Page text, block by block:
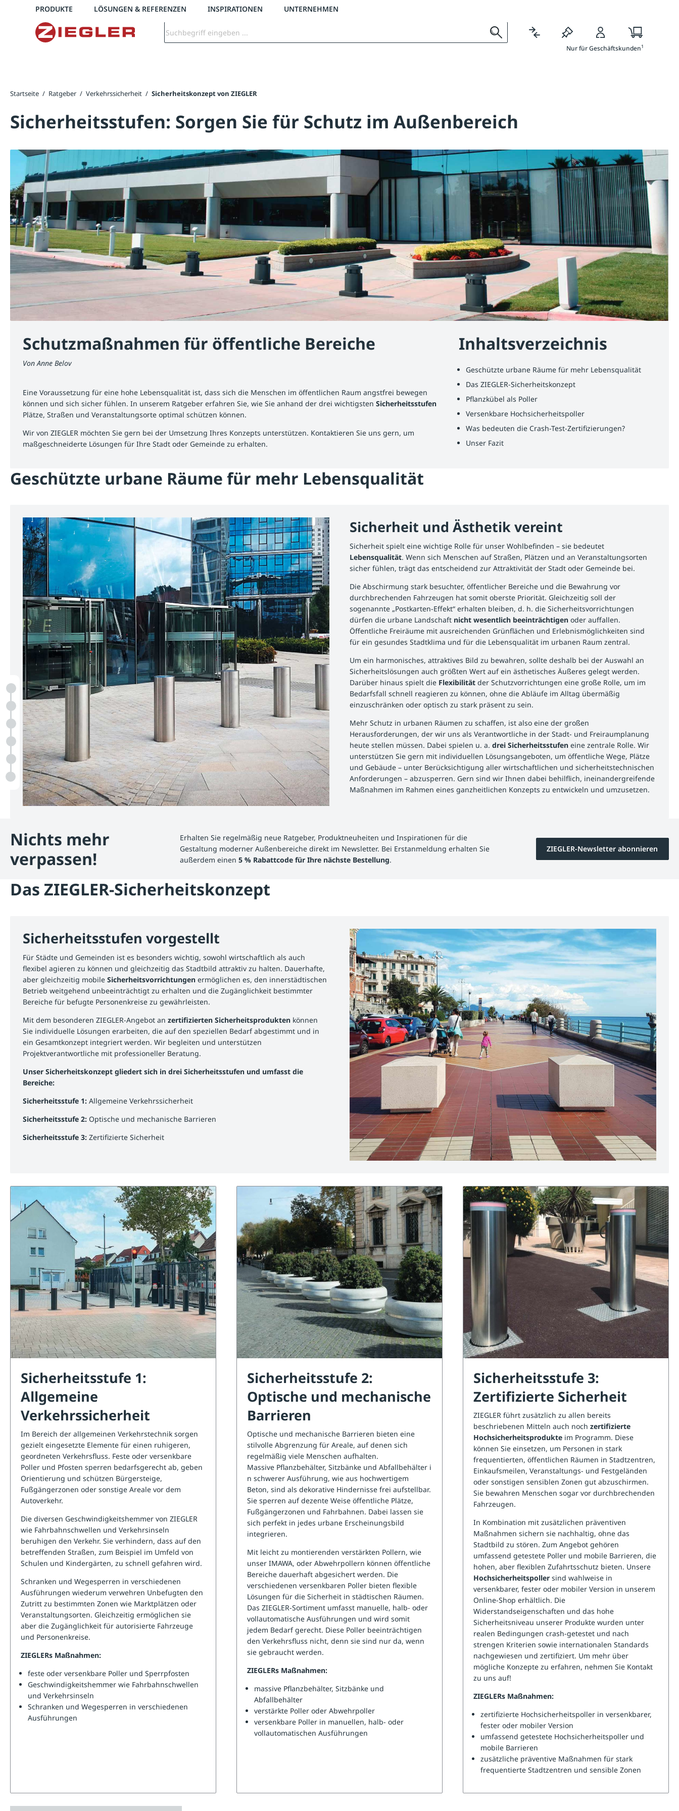
Zur Hauptnavigation springen
Telefon: +43 7672 95895 0 3 % Online-Rabatt versandkostenfrei ab 50 €
PRODUKTE LÖSUNGEN & REFERENZEN INSPIRATIONEN UNTERNEHMEN
Nur für Geschäftskunden1
Startseite / Ratgeber / Verkehrssicherheit / Sicherheitskonzept von ZIEGLER
Sicherheitsstufen: Sorgen Sie für Schutz im Außenbereich
Schutzmaßnahmen für öffentliche Bereiche
VonAnne Belov
Eine Voraussetzung für eine hohe Lebensqualität ist, dass sich die Menschen im öffentlichen Raum angstfrei bewegen
können und sich sicher fühlen. In unserem Ratgeber erfahren Sie, wie Sie anhand der drei wichtigsten Sicherheitsstufen
Plätze, Straßen und Veranstaltungsorte optimal schützen können.
Wir von ZIEGLER möchten Sie gern bei der Umsetzung Ihres Konzepts unterstützen. Kontaktieren Sie uns gern, um
maßgeschneiderte Lösungen für Ihre Stadt oder Gemeinde zu erhalten.
Inhaltsverzeichnis
Geschützte urbane Räume für mehr Lebensqualität
Das ZIEGLER-Sicherheitskonzept
Pflanzkübel als Poller
Versenkbare Hochsicherheitspoller
Was bedeuten die Crash-Test-Zertifizierungen?
Unser Fazit
Geschützte urbane Räume für mehr Lebensqualität
Sicherheit und Ästhetik vereint
Sicherheit spielt eine wichtige Rolle für unser Wohlbefinden – sie bedeutet
Lebensqualität. Wenn sich Menschen auf Straßen, Plätzen und an Veranstaltungsorten
sicher fühlen, trägt das entscheidend zur Attraktivität der Stadt oder Gemeinde bei.
Die Abschirmung stark besuchter, öffentlicher Bereiche und die Bewahrung vor
durchbrechenden Fahrzeugen hat somit oberste Priorität. Gleichzeitig soll der
sogenannte „Postkarten-Effekt“ erhalten bleiben, d. h. die Sicherheitsvorrichtungen
dürfen die urbane Landschaft nicht wesentlich beeinträchtigen oder auffallen.
Öffentliche Freiräume mit ausreichenden Grünflächen und Erlebnismöglichkeiten sind
für ein gesundes Stadtklima und für die Lebensqualität im urbanen Raum zentral.
Um ein harmonisches, attraktives Bild zu bewahren, sollte deshalb bei der Auswahl an
Sicherheitslösungen auch größten Wert auf ein ästhetisches Äußeres gelegt werden.
Darüber hinaus spielt die Flexibilität der Schutzvorrichtungen eine große Rolle, um im
Bedarfsfall schnell reagieren zu können, ohne die Abläufe im Alltag übermäßig
einzuschränken oder optisch zu stark präsent zu sein.
Mehr Schutz in urbanen Räumen zu schaffen, ist also eine der großen
Herausforderungen, der wir uns als Verantwortliche in der Stadt- und Freiraumplanung
heute stellen müssen. Dabei spielen u. a. drei Sicherheitsstufen eine zentrale Rolle. Wir
unterstützen Sie gern mit individuellen Lösungsangeboten, um öffentliche Wege, Plätze
und Gebäude – unter Berücksichtigung aller wirtschaftlichen und sicherheitstechnischen
Anforderungen – abzusperren. Gern sind wir Ihnen dabei behilflich, ineinandergreifende
Maßnahmen im Rahmen eines ganzheitlichen Konzepts zu entwickeln und umzusetzen.
Nichts mehr
verpassen!
Erhalten Sie regelmäßig neue Ratgeber, Produktneuheiten und Inspirationen für die
Gestaltung moderner Außenbereiche direkt im Newsletter. Bei Erstanmeldung erhalten Sie
außerdem einen 5 % Rabattcode für Ihre nächste Bestellung.
ZIEGLER-Newsletter abonnieren
Das ZIEGLER-Sicherheitskonzept
Sicherheitsstufen vorgestellt
Für Städte und Gemeinden ist es besonders wichtig, sowohl wirtschaftlich als auch
flexibel agieren zu können und gleichzeitig das Stadtbild attraktiv zu halten. Dauerhafte,
aber gleichzeitig mobile Sicherheitsvorrichtungen ermöglichen es, den innerstädtischen
Betrieb weitgehend unbeeinträchtigt zu erhalten und die Zugänglichkeit bestimmter
Bereiche für befugte Personenkreise zu gewährleisten.
Mit dem besonderen ZIEGLER-Angebot an zertifizierten Sicherheitsprodukten können
Sie individuelle Lösungen erarbeiten, die auf den speziellen Bedarf abgestimmt und in
ein Gesamtkonzept integriert werden. Wir begleiten und unterstützen
Projektverantwortliche mit professioneller Beratung.
Unser Sicherheitskonzept gliedert sich in drei Sicherheitsstufen und umfasst die
Bereiche:
Sicherheitsstufe 1: Allgemeine Verkehrssicherheit
Sicherheitsstufe 2: Optische und mechanische Barrieren
Sicherheitsstufe 3: Zertifizierte Sicherheit
Sicherheitsstufe 1:
Allgemeine
Verkehrssicherheit
Im Bereich der allgemeinen Verkehrstechnik sorgen
gezielt eingesetzte Elemente für einen ruhigeren,
geordneten Verkehrsfluss. Feste oder versenkbare
Poller und Pfosten sperren bedarfsgerecht ab, geben
Orientierung und schützen Bürgersteige,
Fußgängerzonen oder sonstige Areale vor dem
Autoverkehr.
Die diversen Geschwindigkeitshemmer von ZIEGLER
wie Fahrbahnschwellen und Verkehrsinseln
beruhigen den Verkehr. Sie verhindern, dass auf den
betreffenden Straßen, zum Beispiel im Umfeld von
Schulen und Kindergärten, zu schnell gefahren wird.
Schranken und Wegesperren in verschiedenen
Ausführungen wiederum verwehren Unbefugten den
Zutritt zu bestimmten Zonen wie Marktplätzen oder
Veranstaltungsorten. Gleichzeitig ermöglichen sie
aber die Zugänglichkeit für autorisierte Fahrzeuge
und Personenkreise.
ZIEGLERs Maßnahmen:
feste oder versenkbare Poller und Sperrpfosten
Geschwindigkeitshemmer wie Fahrbahnschwellen
und Verkehrsinseln
Schranken und Wegesperren in verschiedenen
Ausführungen
Sicherheitsstufe 2:
Optische und mechanische
Barrieren
Optische und mechanische Barrieren bieten eine
stilvolle Abgrenzung für Areale, auf denen sich
regelmäßig viele Menschen aufhalten.
Massive Pflanzbehälter, Sitzbänke und Abfallbehälter i
n schwerer Ausführung, wie aus hochwertigem
Beton, sind als dekorative Hindernisse frei aufstellbar.
Sie sperren auf dezente Weise öffentliche Plätze,
Fußgängerzonen und Fahrbahnen. Dabei lassen sie
sich perfekt in jedes urbane Erscheinungsbild
integrieren.
Mit leicht zu montierenden verstärkten Pollern, wie
unser IMAWA, oder Abwehrpollern können öffentliche
Bereiche dauerhaft abgesichert werden. Die
verschiedenen versenkbaren Poller bieten flexible
Lösungen für die Sicherheit in städtischen Räumen.
Das ZIEGLER-Sortiment umfasst manuelle, halb- oder
vollautomatische Ausführungen und wird somit
jedem Bedarf gerecht. Diese Poller beeinträchtigen
den Verkehrsfluss nicht, denn sie sind nur da, wenn
sie gebraucht werden.
ZIEGLERs Maßnahmen:
massive Pflanzbehälter, Sitzbänke und
Abfallbehälter
verstärkte Poller oder Abwehrpoller
versenkbare Poller in manuellen, halb- oder
vollautomatischen Ausführungen
Sicherheitsstufe 3:
Zertifizierte Sicherheit
ZIEGLER führt zusätzlich zu allen bereits
beschriebenen Mitteln auch noch zertifizierte
Hochsicherheitsprodukte im Programm. Diese
können Sie einsetzen, um Personen in stark
frequentierten, öffentlichen Räumen in Stadtzentren,
Einkaufsmeilen, Veranstaltungs- und Festgeländen
oder sonstigen sensiblen Zonen gut abzuschirmen.
Sie bewahren Menschen sogar vor durchbrechenden
Fahrzeugen.
In Kombination mit zusätzlichen präventiven
Maßnahmen sichern sie nachhaltig, ohne das
Stadtbild zu stören. Zum Angebot gehören
umfassend getestete Poller und mobile Barrieren, die
hohen, aber flexiblen Zufahrtsschutz bieten. Unsere
Hochsicherheitspoller sind wahlweise in
versenkbarer, fester oder mobiler Version in unserem
Online-Shop erhältlich. Die
Widerstandseigenschaften und das hohe
Sicherheitsniveau unserer Produkte wurden unter
realen Bedingungen crash-getestet und nach
strengen Kriterien sowie internationalen Standards
nachgewiesen und zertifiziert. Um mehr über
mögliche Konzepte zu erfahren, nehmen Sie Kontakt
zu uns auf!
ZIEGLERs Maßnahmen:
zertifizierte Hochsicherheitspoller in versenkbarer,
fester oder mobiler Version
umfassend getestete Hochsicherheitspoller und
mobile Barrieren
zusätzliche präventive Maßnahmen für stark
frequentierte Stadtzentren und sensible Zonen